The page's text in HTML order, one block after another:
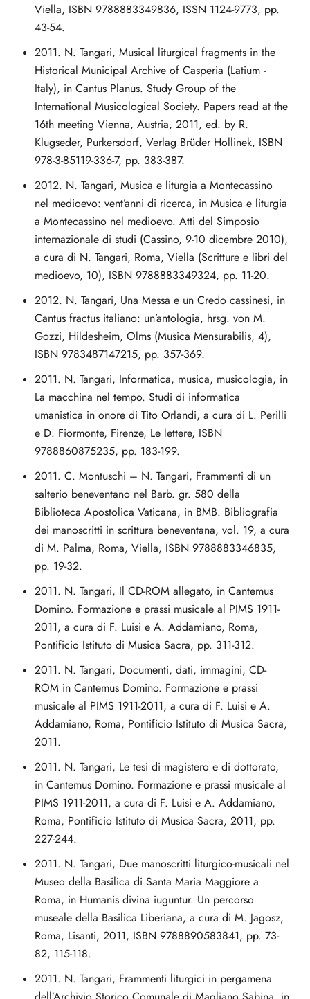
Viella, ISBN 9788883349836, ISSN 1124-9773, pp.
43-54.
2011. N. Tangari, Musical liturgical fragments in the
Historical Municipal Archive of Casperia (Latium -
Italy), in Cantus Planus. Study Group of the
International Musicological Society. Papers read at the
16th meeting Vienna, Austria, 2011, ed. by R.
Klugseder, Purkersdorf, Verlag Brüder Hollinek, ISBN
978-3-85119-336-7, pp. 383-387.
2012. N. Tangari, Musica e liturgia a Montecassino
nel medioevo: vent’anni di ricerca, in Musica e liturgia
a Montecassino nel medioevo. Atti del Simposio
internazionale di studi (Cassino, 9-10 dicembre 2010),
a cura di N. Tangari, Roma, Viella (Scritture e libri del
medioevo, 10), ISBN 9788883349324, pp. 11-20.
2012. N. Tangari, Una Messa e un Credo cassinesi, in
Cantus fractus italiano: un’antologia, hrsg. von M.
Gozzi, Hildesheim, Olms (Musica Mensurabilis, 4),
ISBN 9783487147215, pp. 357-369.
2011. N. Tangari, Informatica, musica, musicologia, in
La macchina nel tempo. Studi di informatica
umanistica in onore di Tito Orlandi, a cura di L. Perilli
e D. Fiormonte, Firenze, Le lettere, ISBN
9788860875235, pp. 183-199.
2011. C. Montuschi – N. Tangari, Frammenti di un
salterio beneventano nel Barb. gr. 580 della
Biblioteca Apostolica Vaticana, in BMB. Bibliografia
dei manoscritti in scrittura beneventana, vol. 19, a cura
di M. Palma, Roma, Viella, ISBN 9788883346835,
pp. 19-32.
2011. N. Tangari, Il CD-ROM allegato, in Cantemus
Domino. Formazione e prassi musicale al PIMS 1911-
2011, a cura di F. Luisi e A. Addamiano, Roma,
Pontificio Istituto di Musica Sacra, pp. 311-312.
2011. N. Tangari, Documenti, dati, immagini, CD-
ROM in Cantemus Domino. Formazione e prassi
musicale al PIMS 1911-2011, a cura di F. Luisi e A.
Addamiano, Roma, Pontificio Istituto di Musica Sacra,
2011.
2011. N. Tangari, Le tesi di magistero e di dottorato,
in Cantemus Domino. Formazione e prassi musicale al
PIMS 1911-2011, a cura di F. Luisi e A. Addamiano,
Roma, Pontificio Istituto di Musica Sacra, 2011, pp.
227-244.
2011. N. Tangari, Due manoscritti liturgico-musicali nel
Museo della Basilica di Santa Maria Maggiore a
Roma, in Humanis divina iuguntur. Un percorso
museale della Basilica Liberiana, a cura di M. Jagosz,
Roma, Lisanti, 2011, ISBN 9788890583841, pp. 73-
82, 115-118.
2011. N. Tangari, Frammenti liturgici in pergamena